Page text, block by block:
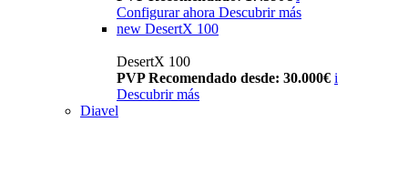
Configurar ahora Descubrir más
new DesertX 100
DesertX 100
PVP Recomendado desde: 30.000€ i
Descubrir más
Diavel